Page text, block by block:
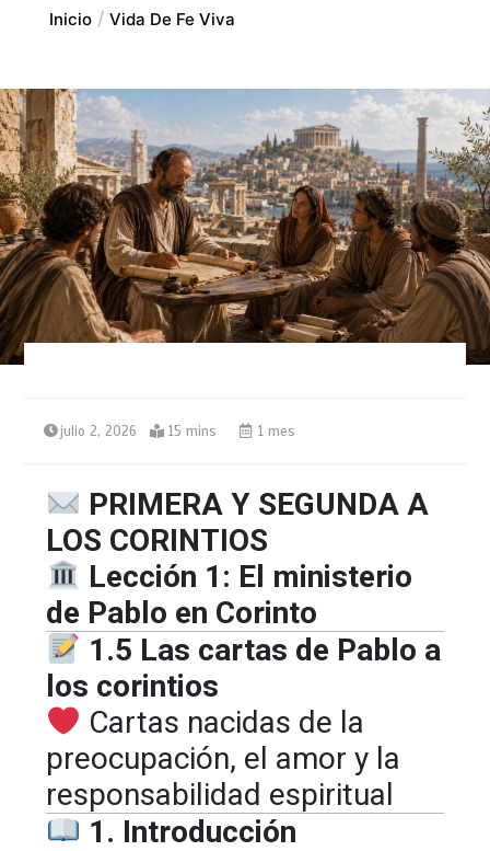
Inicio Vida De Fe Viva
julio 2, 2026 15 mins 1 mes
PRIMERA Y SEGUNDA A
LOS CORINTIOS
Lección 1: El ministerio
de Pablo en Corinto
1.5 Las cartas de Pablo a
los corintios
Cartas nacidas de la
preocupación, el amor y la
responsabilidad espiritual
1. Introducción